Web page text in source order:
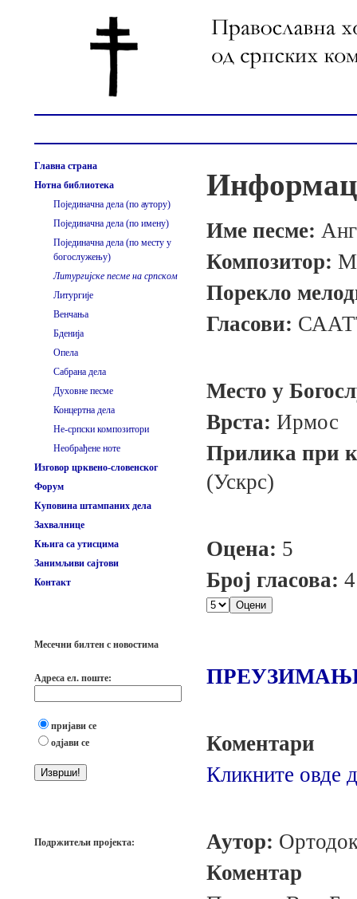
Главна страна
Нотна библиотека
Појединачна дела (по аутору)
Појединачна дела (по имену)
Појединачна дела (по месту у
богослужењу)
Литургијске песме на српском
Литургије
Венчања
Бденија
Опела
Сабрана дела
Духовне песме
Концертна дела
Не-српски композитори
Необрађене ноте
Изговор црквено-словенског
Форум
Куповина штампаних дела
Захвалнице
Књига са утисцима
Занимљиви сајтови
Контакт
Месечни билтен с новостима
Адреса ел. поште:
пријави се
одјави се
Подржитељи пројекта:
Име песме:
Композитор:
Порекло
Гласови:
Место у
Врста: Ирмос
Прилика при
(Ускрс)
Оцена: 5
Број гласова: 4
Коментари
Кликните овде
Аутор:
Коментар